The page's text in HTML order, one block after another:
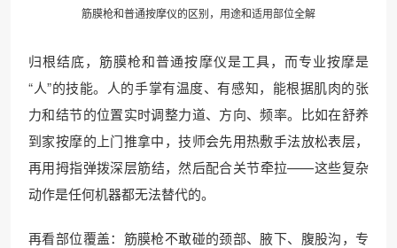
筋膜枪和普通按摩仪的区别，用途和适用部位全解
归根结底，筋膜枪和普通按摩仪是工具，而专业按摩是
“人”的技能。人的手掌有温度、有感知，能根据肌肉的张
力和结节的位置实时调整力道、方向、频率。比如在舒养
到家按摩的上门推拿中，技师会先用热敷手法放松表层，
再用拇指弹拨深层筋结，然后配合关节牵拉——这些复杂
动作是任何机器都无法替代的。
再看部位覆盖：筋膜枪不敢碰的颈部、腋下、腹股沟，专